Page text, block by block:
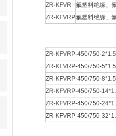
ZR-KFVR
氟塑料绝缘、
ZR-KFVRP氟塑料绝缘、
ZR-KFVRP-450/750-2*1.5
ZR-KFVRP-450/750-5*1.5
ZR-KFVRP-450/750-8*1.5
ZR-KFVRP-450/750-
ZR-KFVRP-450/750-
ZR-KFVRP-450/750-